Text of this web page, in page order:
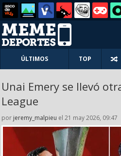
ÚLTIMOS TOP
Unai Emery se llevó
League
por jeremy_malpieu el 21 may 2026, 09:47